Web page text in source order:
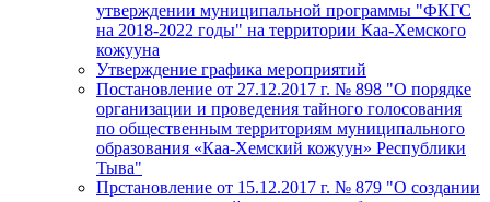
утверждении муниципальной программы "ФКГС
на 2018-2022 годы" на территории Каа-Хемского
кожууна
Утверждение графика мероприятий
Постановление от 27.12.2017 г. № 898 "О порядке
организации и проведения тайного голосования
по общественным территориям муниципального
образования «Каа-Хемский кожуун» Республики
Тыва"
Прстановление от 15.12.2017 г. № 879 "О создании